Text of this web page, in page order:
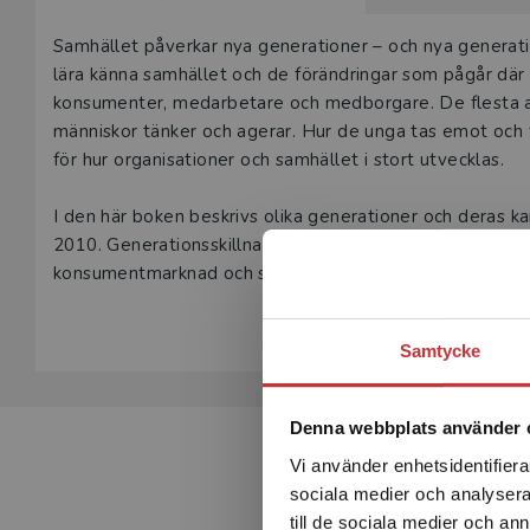
Samtycke
Denna webbplats använder
Vi använder
sociala medier och
till de sociala medier och
Beskrivning
Samhället påverkar nya generationer – och nya
lära känna samhället och de förändringar som pågår
konsumenter, medarbetare och medborgare. De flesta
människor tänker och agerar. Hur de unga tas emot
för hur organisationer och samhället i stort utvecklas.
I den här boken beskrivs olika generationer och deras
2010. Generationsskillnader och generationsbeteende
konsumentmarknad och samhälle.